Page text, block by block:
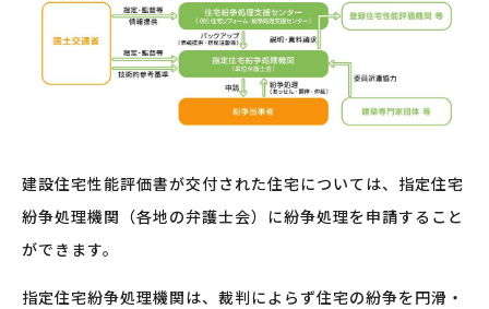
建設住宅性能評価書が交付された住宅については、指定住宅
紛争処理機関（各地の弁護士会）に紛争処理を申請すること
ができます。
指定住宅紛争処理機関は、裁判によらず住宅の紛争を円滑・